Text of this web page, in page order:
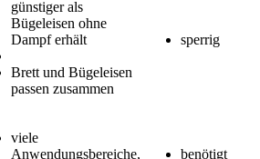
günstiger als
Bügeleisen ohne
Dampf erhält
Brett und Bügeleisen
passen zusammen
sperrig
viele
Anwendungsbereiche,
benötigt